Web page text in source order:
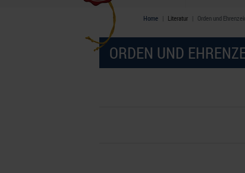
Home Literatur Orden und
ORDEN UND